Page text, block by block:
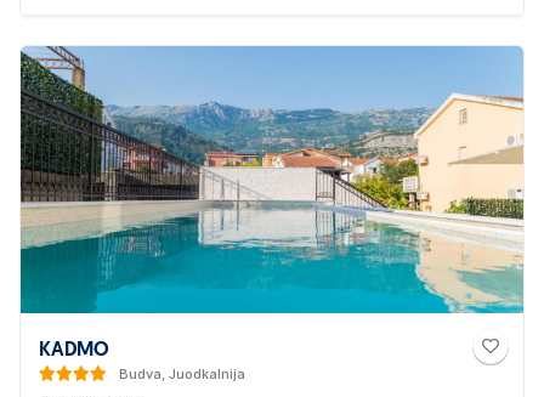
KADMO
Budva, Juodkalnija